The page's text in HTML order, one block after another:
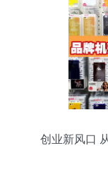
创业新风口